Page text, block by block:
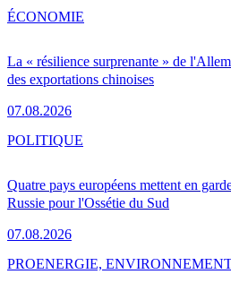
La « résilience surprenante » de
des exportations chinoises
07.08.2026
ÉCONOMIE
Quatre pays européens mettent en
Russie pour l'Ossétie du Sud
07.08.2026
POLITIQUE
PROENERGIE,